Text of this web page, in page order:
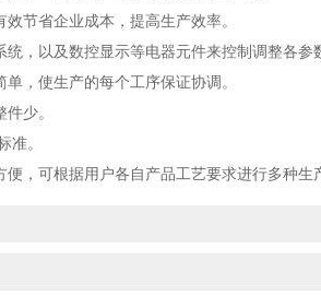
节省企业成本，提高生产效率。
以及数控显示等电器元件来控制调整各参
，使生产的每个工序保证协调。
少。
。
可根据用户各自产品工艺要求进行多种生